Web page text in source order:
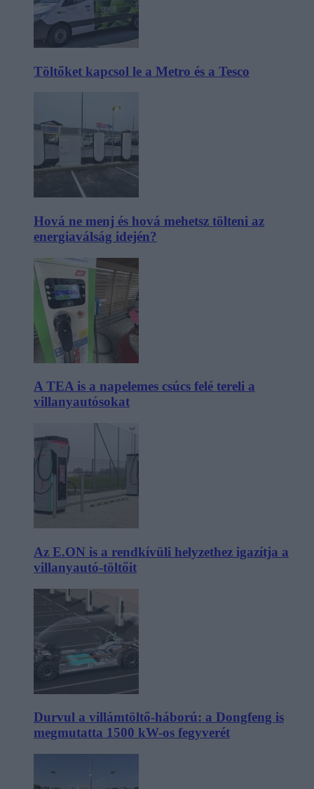
Töltőket kapcsol le a Metro és a Tesco
Hová ne menj és hová mehetsz tölteni az
energiaválság idején?
A TEA is a napelemes csúcs felé tereli a
villanyautósokat
Az E.ON is a rendkívüli helyzethez igazítja a
villanyautó-töltőit
Durvul a villámtöltő-háború: a Dongfeng is
megmutatta 1500 kW-os fegyverét